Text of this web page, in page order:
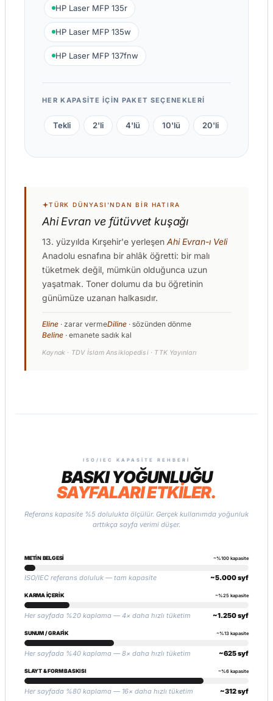
HP Laser MFP 135r
HP Laser MFP 135w
HP Laser MFP 137fnw
HER KAPASITE IÇIN PAKET SEÇENEKLERI
Tekli 2'li 4'lü 10'lü 20'li
TÜRK DÜNYASI'NDAN BIR HATIRA
Ahi Evran ve fütüvvet kuşağı
13. yüzyılda Kırşehir'e yerleşen Ahi Evran-ı Veli
Anadolu esnafına bir ahlâk öğretti: bir malı
tüketmek değil, mümkün olduğunca uzun
yaşatmak. Toner dolumu da bu öğretinin
günümüze uzanan halkasıdır.
Eline · zarar vermeDiline · sözünden dönme
Beline · emanete sadık kal
Kaynak · TDV İslam Ansiklopedisi · TTK Yayınları
ISO/IEC KAPASITE REHBERI
BASKI YOĞUNLUĞU
SAYFALARI ETKİLER.
Referans kapasite %5 dolulukta ölçülür. Gerçek kullanımda yoğunluk
arttıkça sayfa verimi düşer.
METIN BELGESI ~%100 kapasite
ISO/IEC referans doluluk — tam kapasite ~5.000 syf
KARMA İÇERIK ~%25 kapasite
Her sayfada %20 kaplama — 4× daha hızlı tüketim ~1.250 syf
SUNUM / GRAFIK ~%13 kapasite
Her sayfada %40 kaplama — 8× daha hızlı tüketim ~625 syf
SLAYT & FORM BASKISI ~%6 kapasite
Her sayfada %80 kaplama — 16× daha hızlı tüketim ~312 syf